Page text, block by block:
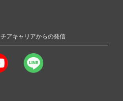
チアキャリアからの発信